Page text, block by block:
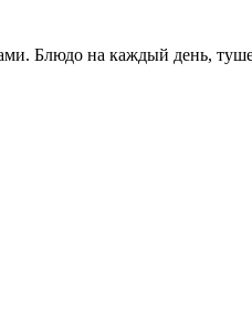
Блюдо на каждый день,